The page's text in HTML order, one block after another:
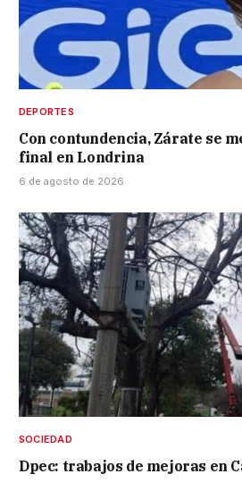
DEPORTES
Con contundencia, Zárate se
final en Londrina
6 de agosto de 2026
SOCIEDAD
Dpec: trabajos de mejoras en